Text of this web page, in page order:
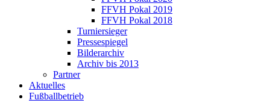
FFVH Pokal 2019
FFVH Pokal 2018
Turniersieger
Pressespiegel
Bilderarchiv
Archiv bis 2013
Partner
Aktuelles
Fußballbetrieb